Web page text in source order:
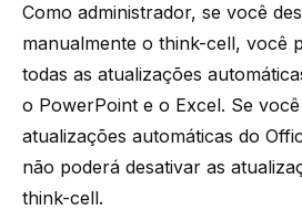
Como administrador, se você
manualmente o think-cell, você
todas as atualizações
o PowerPoint e o Excel. Se
atualizações automáticas do
não poderá desativar as
think-cell.